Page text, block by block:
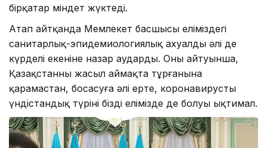
бірқатар міндет жүктеді.
Атап айтқанда Мемлекет басшысы еліміздегі
санитарлық-эпидемиологиялық ахуалдың әлі де
күрделі екеніне назар аударды. Оның айтуынша,
Қазақстанның жасыл аймақта тұрғанына
қарамастан, босаңсуға әлі ерте, коронавирустың
үндістандық түрінің біздің елімізде де болуы ықтимал.